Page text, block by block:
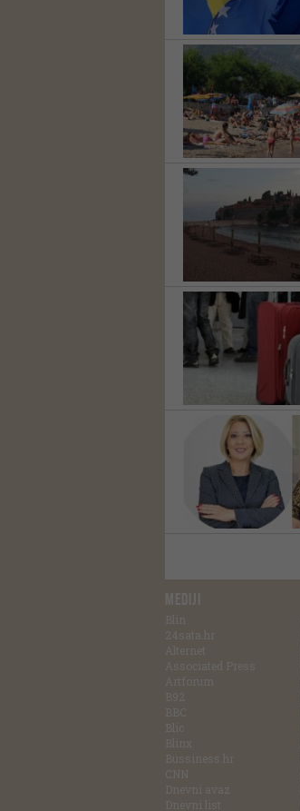
MEDIJI
Blin
24sata.hr
Alternet
Associated Press
Artforum
B92
BBC
Blic
Blinx
Bussiness.hr
CNN
Dnevni avaz
Dnevni list